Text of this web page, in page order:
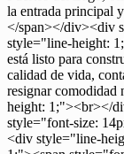
la entrada principal
</span></div><div
style="line-height:
está listo para
calidad de vida,
resignar
height: 1;"><br></
style="font-size:
<div style="line-